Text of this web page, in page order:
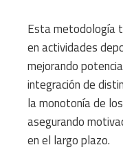
Esta metodología
en actividades
mejorando
integración de
la monotonía de
asegurando
en el largo plazo.